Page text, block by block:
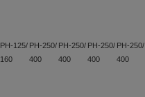
РН-125/
160
РН-250/
400
РН-250/
400
РН-250/
400
РН-250/
400